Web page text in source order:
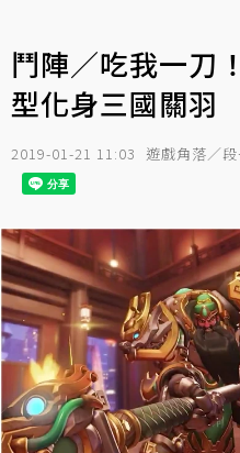
鬥陣／吃我一刀
型化身三國關羽
2019-01-21 11:03 遊戲角落／